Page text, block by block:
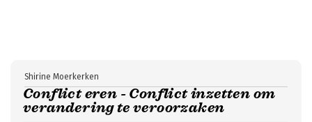
Conflict eren - Conflict inzetten om
verandering te veroorzaken
Shirine Moerkerken